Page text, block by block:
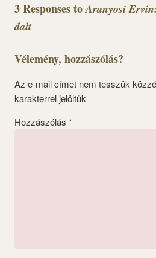
3 Responses toAranyosi
dalt
Vélemény, hozzászólás?
Az e-mail címet nem tesszük
karakterrel jelöltük
Hozzászólás *